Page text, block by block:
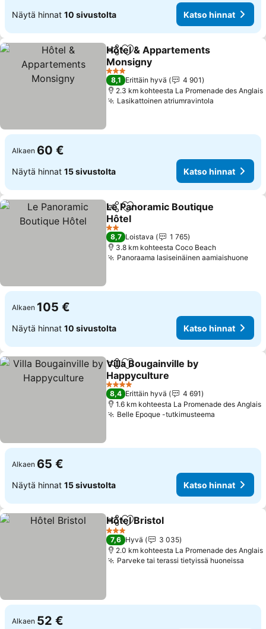
Näytä hinnat 10 sivustolta Katso hinnat
Jaa Lisää suosikkeihin
Hôtel & Appartements
Monsigny
3 Tähtiluokitus
8,1 Erittäin hyvä
4 901
2.3 km kohteesta La Promenade des Anglais
Lasikattoinen atriumravintola
Alkaen 60 €
Näytä hinnat 15 sivustolta Katso hinnat
Jaa Lisää suosikkeihin
Le Panoramic Boutique
Hôtel
2 Tähtiluokitus
8,7 Loistava
1 765
3.8 km kohteesta Coco Beach
Panoraama lasiseinäinen aamiaishuone
Alkaen 105 €
Näytä hinnat 10 sivustolta Katso hinnat
Jaa Lisää suosikkeihin
Villa Bougainville by
Happyculture
4 Tähtiluokitus
8,4 Erittäin hyvä
4 691
1.6 km kohteesta La Promenade des Anglais
Belle Epoque -tutkimusteema
Alkaen 65 €
Näytä hinnat 15 sivustolta Katso hinnat
Jaa Lisää suosikkeihin
Hôtel Bristol
3 Tähtiluokitus
7,6 Hyvä
3 035
2.0 km kohteesta La Promenade des Anglais
Parveke tai terassi tietyissä huoneissa
Alkaen 52 €